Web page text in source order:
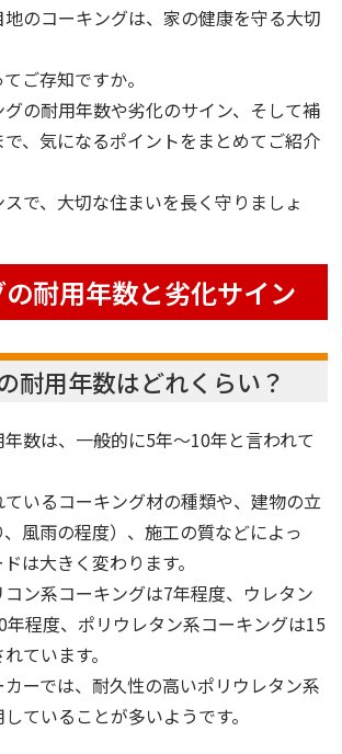
のコーキングは、家の健康を守る大切
ご存知ですか。
の耐用年数や劣化のサイン、そして補
、気になるポイントをまとめてご紹介
で、大切な住まいを長く守りましょ
耐用年数と劣化サイン
耐用年数はどれくらい？
数は、一般的に5年〜10年と言われて
ているコーキング材の種類や、建物の立
風雨の程度）、施工の質などによっ
は大きく変わります。
ン系コーキングは7年程度、ウレタン
程度、ポリウレタン系コーキングは15
ています。
ーでは、耐久性の高いポリウレタン系
ていることが多いようです。